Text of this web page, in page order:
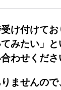
け付けてお
みたい」と
わせくださ
ませんので